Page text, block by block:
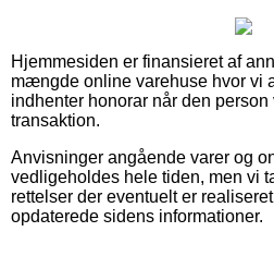
Hjemmesiden er finansieret af
mængde online varehuse hvor vi
indhenter honorar når den
transaktion.
Anvisninger angående varer og
vedligeholdes hele tiden, men vi
rettelser der eventuelt er
opdaterede sidens informationer.